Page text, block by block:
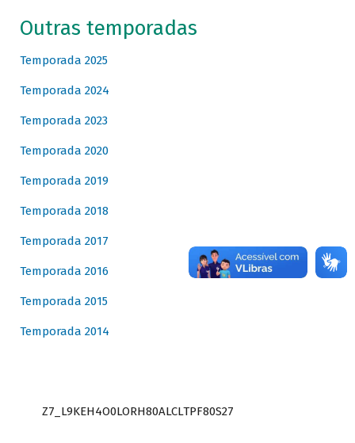
Outras temporadas
Temporada 2025
Temporada 2024
Temporada 2023
Temporada 2020
Temporada 2019
Temporada 2018
Temporada 2017
Temporada 2016
Temporada 2015
Temporada 2014
Z7_L9KEH4O0LORH80ALCLTPF80S27